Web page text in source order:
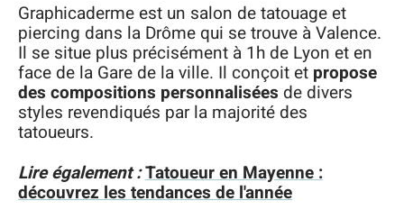
Graphicaderme est un salon de tatouage et
piercing dans la Drôme qui se trouve à Valence.
Il se situe plus précisément à 1h de Lyon et en
face de la Gare de la ville. Il conçoit et propose
des compositions personnalisées de divers
styles revendiqués par la majorité des
tatoueurs.
Lire également :Tatoueur en Mayenne :
découvrez les tendances de l'année